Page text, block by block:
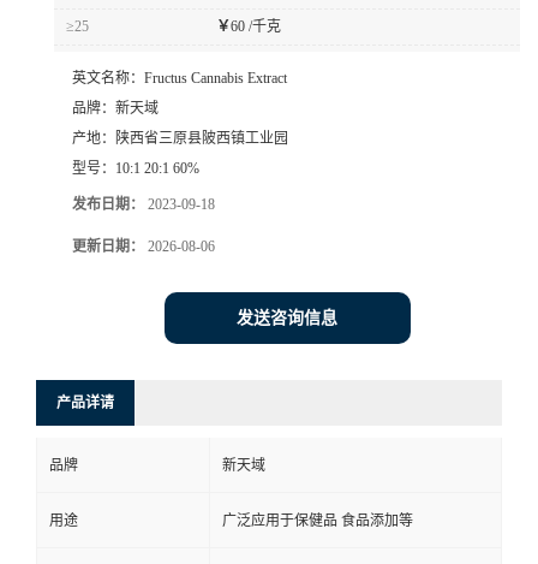
≥25 ￥60 /千克
英文名称： Fructus Cannabis Extract
品牌： 新天域
产地：
陕西省三原县陂西镇工业园
型号： 10:1 20:1 60%
发布日期： 2023-09-18
更新日期： 2026-08-06
发送咨询信息
产品详请
品牌 新天域
用途 广泛应用于保健品 食品添加等